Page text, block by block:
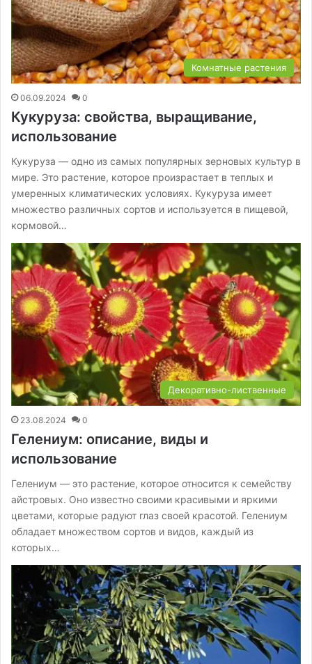
Комнатные растения
06.09.2024 0
Кукуруза: свойства, выращивание,
использование
Кукуруза — одно из самых популярных зерновых культур в
мире. Это растение, которое произрастает в теплых и
умеренных климатических условиях. Кукуруза имеет
множество различных сортов и используется в пищевой,
кормовой…
Декоративно-лиственные
23.08.2024 0
Гелениум: описание, виды и
использование
Гелениум — это растение, которое относится к семейству
айстровых. Оно известно своими красивыми и яркими
цветами, которые радуют глаз своей красотой. Гелениум
обладает множеством сортов и видов, каждый из
которых…